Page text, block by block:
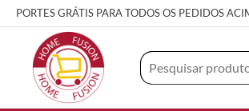
PORTES GRÁTIS PARA TODOS OS PEDIDOS